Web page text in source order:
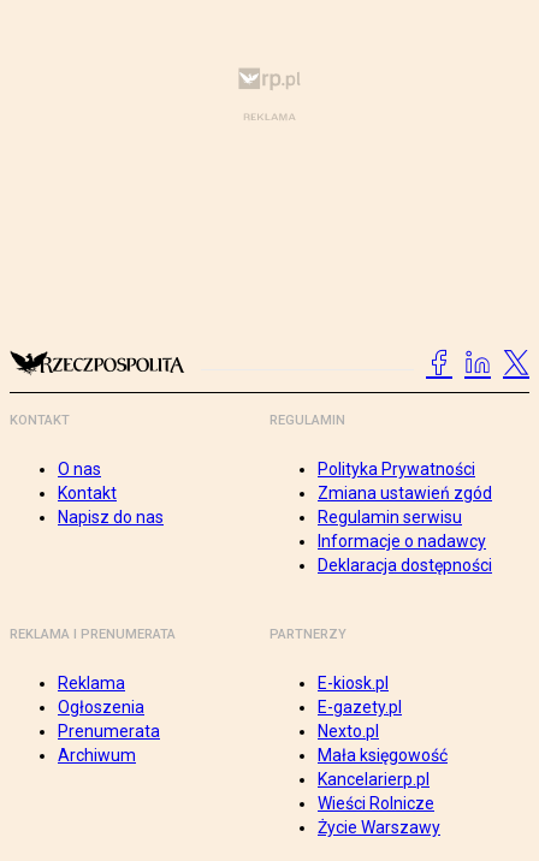
KONTAKT
O nas
Kontakt
Napisz do nas
REGULAMIN
Polityka Prywatności
Zmiana ustawień zgód
Regulamin serwisu
Informacje o nadawcy
Deklaracja dostępności
REKLAMA I PRENUMERATA
Reklama
Ogłoszenia
Prenumerata
Archiwum
PARTNERZY
E-kiosk.pl
E-gazety.pl
Nexto.pl
Mała księgowość
Kancelarierp.pl
Wieści Rolnicze
Życie Warszawy